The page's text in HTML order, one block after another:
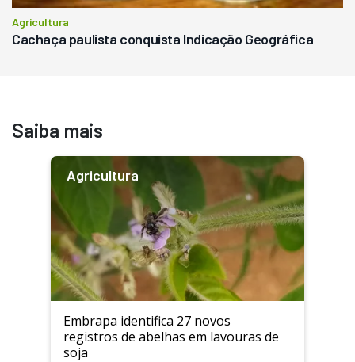
Agricultura
Cachaça paulista conquista Indicação Geográfica
Saiba mais
Agricultura
Embrapa identifica 27 novos
registros de abelhas em lavouras de
soja